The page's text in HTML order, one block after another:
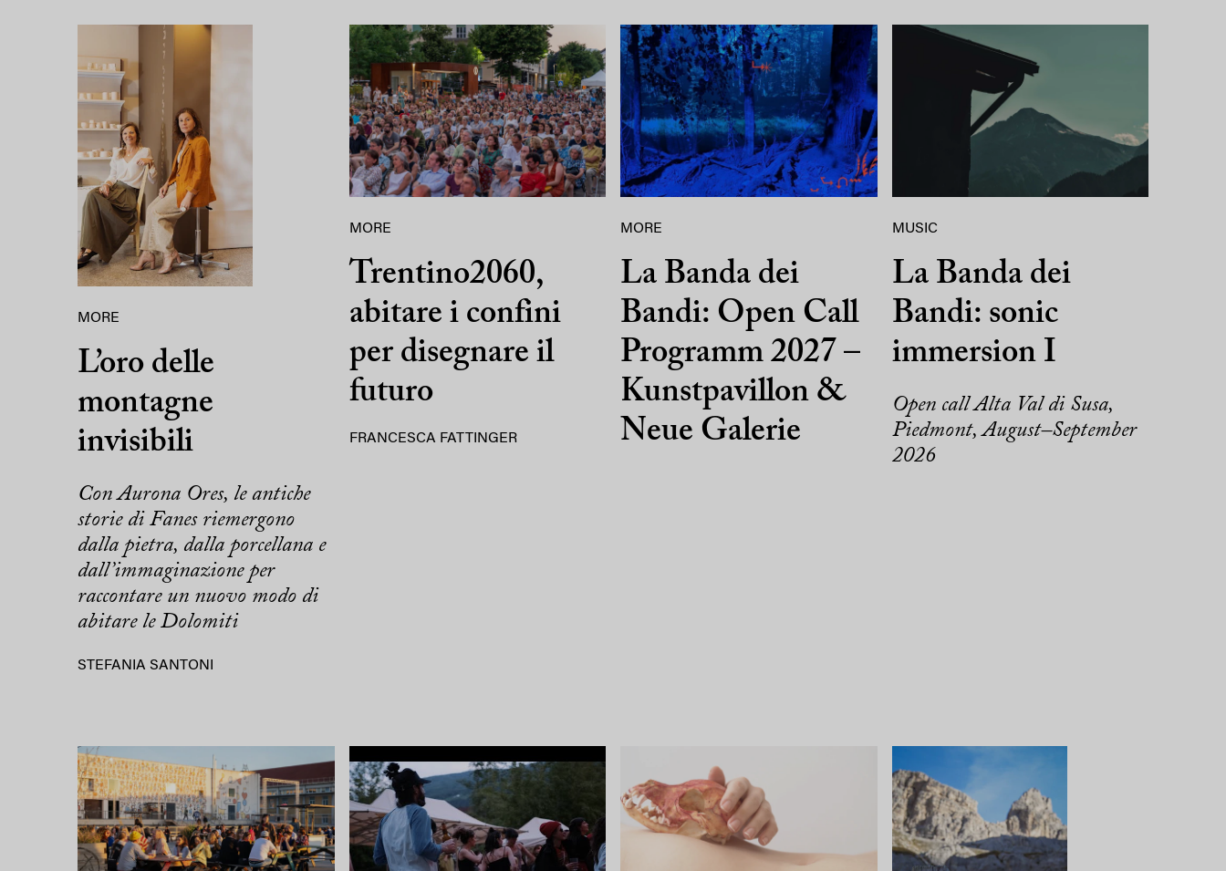
MORE
L’oro delle
montagne
invisibili
Con Aurona Ores, le antiche
storie di Fanes riemergono
dalla pietra, dalla porcellana e
dall’immaginazione per
raccontare un nuovo modo di
abitare le Dolomiti
STEFANIA SANTONI
MORE
Trentino2060,
abitare i confini
per disegnare il
futuro
FRANCESCA FATTINGER
MORE
La Banda dei
Bandi: Open Call
Programm 2027 –
Kunstpavillon &
Neue Galerie
MUSIC
La Banda dei
Bandi: sonic
immersion I
Open call Alta Val di Susa,
Piedmont, August–September
2026